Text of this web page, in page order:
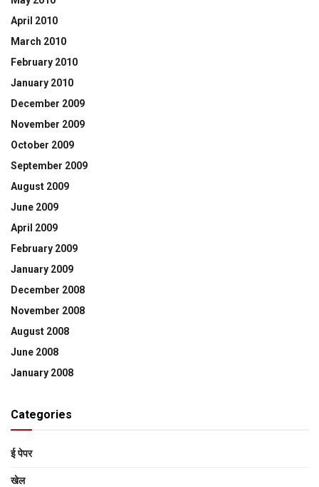
April 2010
March 2010
February 2010
January 2010
December 2009
November 2009
October 2009
September 2009
August 2009
June 2009
April 2009
February 2009
January 2009
December 2008
November 2008
August 2008
June 2008
January 2008
Categories
ई पेपर
खेल